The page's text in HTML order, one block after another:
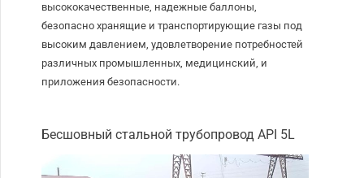
высококачественные, надежные баллоны,
безопасно хранящие и транспортирующие газы под
высоким давлением, удовлетворение потребностей
различных промышленных, медицинский, и
приложения безопасности.
Бесшовный стальной трубопровод API 5L